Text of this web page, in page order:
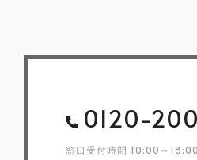
0120-
窓口受付時間 10:00～